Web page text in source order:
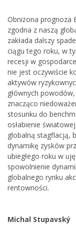
Obniżona prognoza
zgodna z naszą
zakłada dalszy
ciągu tego roku, w
recesji w
nie jest oczywiście
aktywów
głównych
znacząco
stosunku do
osłabienie
globalną stagflacją,
dynamikę zysków
ubiegłego roku w
spowolnienie
globalnego rynku
rentowności.
Michal Stupavský